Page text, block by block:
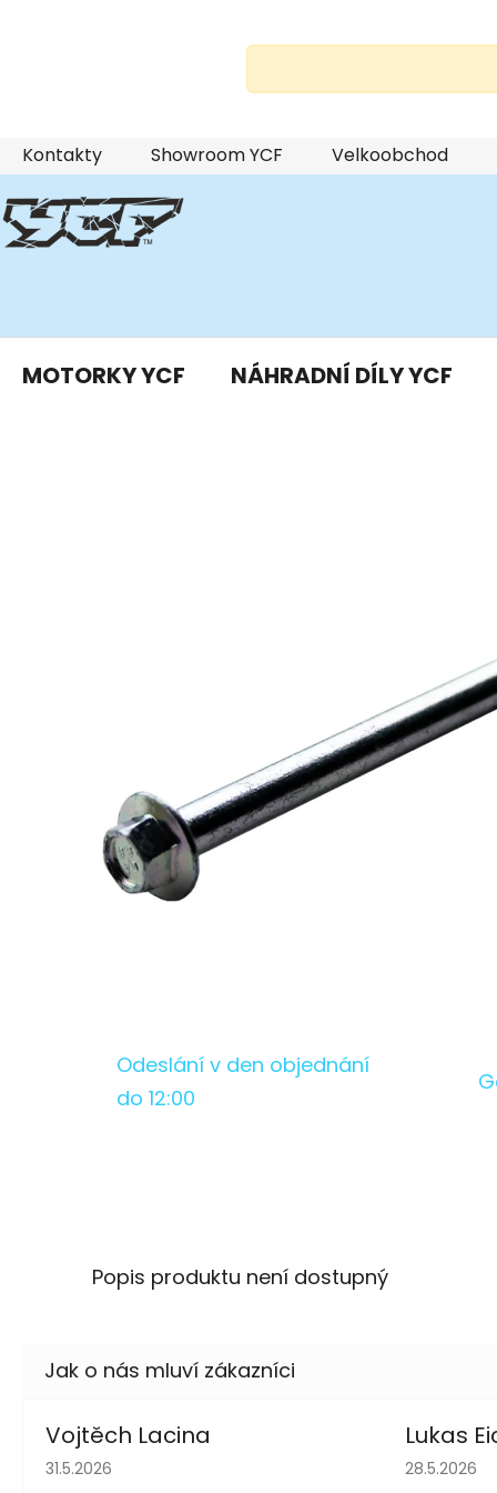
Přejít
na
obsah
Kontakty Showroom YCF Velkoobchod
MOTORKY YCF NÁHRADNÍ DÍLY YCF
Odeslání v den objednání
do 12:00
Popis produktu není dostupný
Vojtěch Lacina
Hodnocení obchodu je 5 z 5 hvězdiček.
31.5.2026
Lukas
28.5.2026